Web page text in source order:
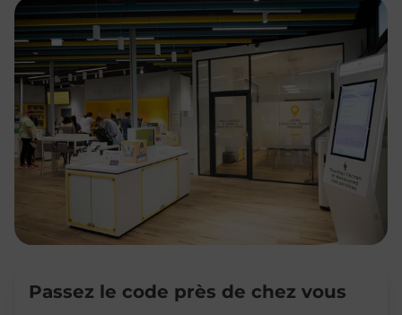
Passez le code près de chez vous